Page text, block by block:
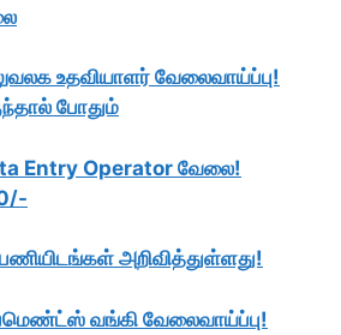
உதவியாளர் வேலைவாய்ப்பு!
போதும்
Entry Operator வேலை!
அறிவித்துள்ளது!
வங்கி வேலைவாய்ப்பு!